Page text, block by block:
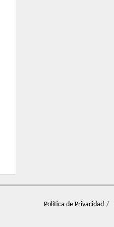
Política de Privacidad